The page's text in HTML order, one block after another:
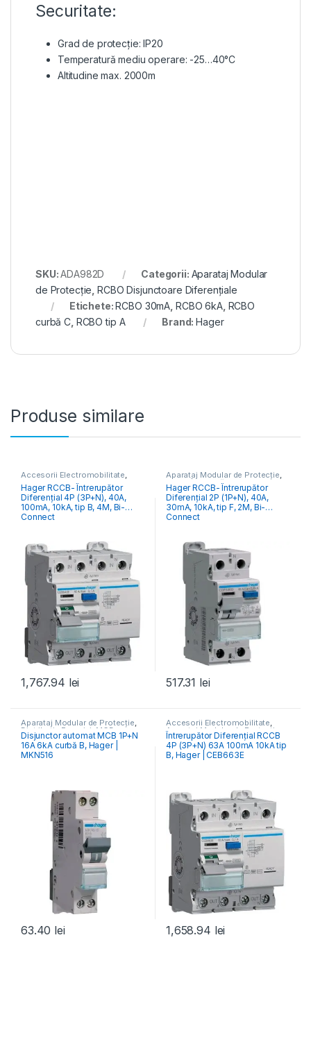
Securitate:
Grad de protecție: IP20
Temperatură mediu operare: -25…40°C
Altitudine max. 2000m
SKU:ADA982D Categorii: Aparataj Modular
de Protecție ,RCBO Disjunctoare Diferențiale
Etichete:RCBO 30mA RCBO 6kA, RCBO
curbă C RCBO tip A Brand:Hager
Produse similare
Accesorii Electromobilitate,
Aparataj Modular de Protecție
Monitorizare & Control PV,
RCCB Întrerupătoare Diferențiale
Hager RCCB- Întrerupător
Diferențial 4P (3P+N), 40A,
100mA, 10kA, tip B, 4M, Bi-
Connect
1,767.94 lei
Aparataj Modular de Protecție,
RCCB Întrerupătoare Diferențiale
Hager RCCB- Întrerupător
Diferențial 2P (1P+N), 40A,
30mA, 10kA, tip F, 2M, Bi-
Connect
517.31 lei
Aparataj Modular de Protecție,
Distribuția Energiei , MCB
Întrerupătoare Automate
Disjunctor automat MCB 1P+N
16A 6kA curbă B, Hager |
MKN516
63.40 lei
Accesorii Electromobilitate,
Aparataj Modular de Protecție,
Monitorizare & Control PV,
RCCB Întrerupătoare Diferențiale
Întrerupător Diferențial RCCB
4P (3P+N) 63A 100mA 10kA tip
B, Hager | CEB663E
1,658.94 lei